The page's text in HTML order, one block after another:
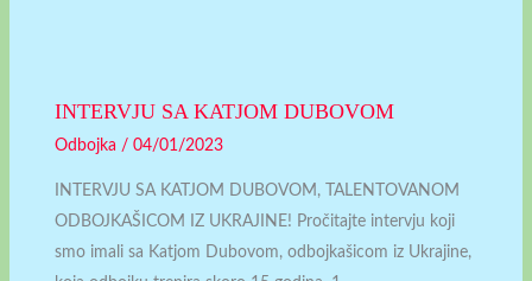
INTERVJU SA KATJOM DUBOVOM
Odbojka / 04/01/2023
INTERVJU SA KATJOM DUBOVOM, TALENTOVANOM
ODBOJKAŠICOM IZ UKRAJINE! Pročitajte intervju koji
smo imali sa Katjom Dubovom, odbojkašicom iz Ukrajine,